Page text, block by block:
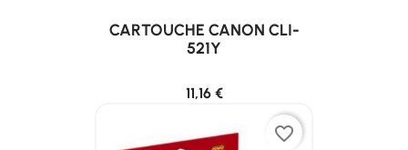
CARTOUCHE CANON CLI-
521Y
11,16 €
favorite_border